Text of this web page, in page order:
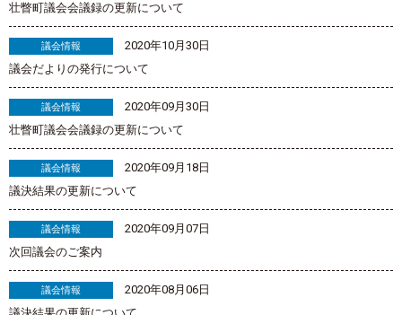
壮瞥町議会会議録の更新について
議会情報
2020年10月30日
議会だよりの発行について
議会情報
2020年09月30日
壮瞥町議会会議録の更新について
議会情報
2020年09月18日
議決結果の更新について
議会情報
2020年09月07日
次回議会のご案内
議会情報
2020年08月06日